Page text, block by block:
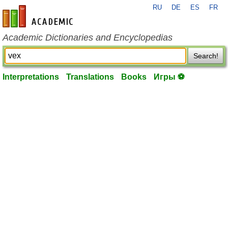
en-academic.com
RU DE ES FR
Academic Dictionaries and Encyclopedias
Search!
Interpretations Translations Books Игры ⚽